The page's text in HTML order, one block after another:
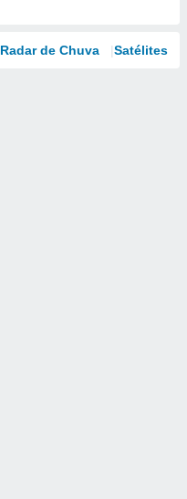
Radar de Chuva Satélites